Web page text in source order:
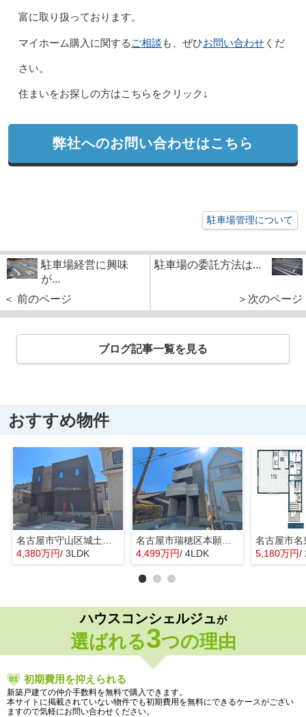
富に取り扱っております。
マイホーム購入に関する ご相談 も、ぜひお問い合わせくだ
さい。
住まいをお探しの方はこちらをクリック↓
弊社へのお問い合わせはこちら
駐車場管理について
駐車場経営に興味
が...
＜ 前のページ
駐車場の委託方法は...
＞次のページ
ブログ記事一覧を見る
おすすめ物件
4,380万円/ 3LDK
名古屋市瑞穂区本願寺町１丁目16【仲介手数料無料】新築一戸建て 1号棟
4,499万円/ 4LDK 5,180万円/
ハウスコンシェルジュが
選ばれる3つの理由
初期費用を抑えられる
新築戸建ての仲介手数料を無料で購入できます。
本サイトに掲載されていない物件でも初期費用を無料にできるケースがござい
ますので気軽にお問い合わせください。